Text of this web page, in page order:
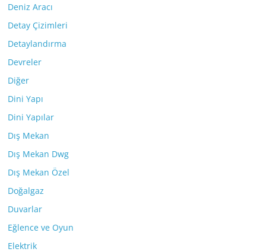
Deniz Aracı
Detay Çizimleri
Detaylandırma
Devreler
Diğer
Dini Yapı
Dini Yapılar
Dış Mekan
Dış Mekan Dwg
Dış Mekan Özel
Doğalgaz
Duvarlar
Eğlence ve Oyun
Elektrik